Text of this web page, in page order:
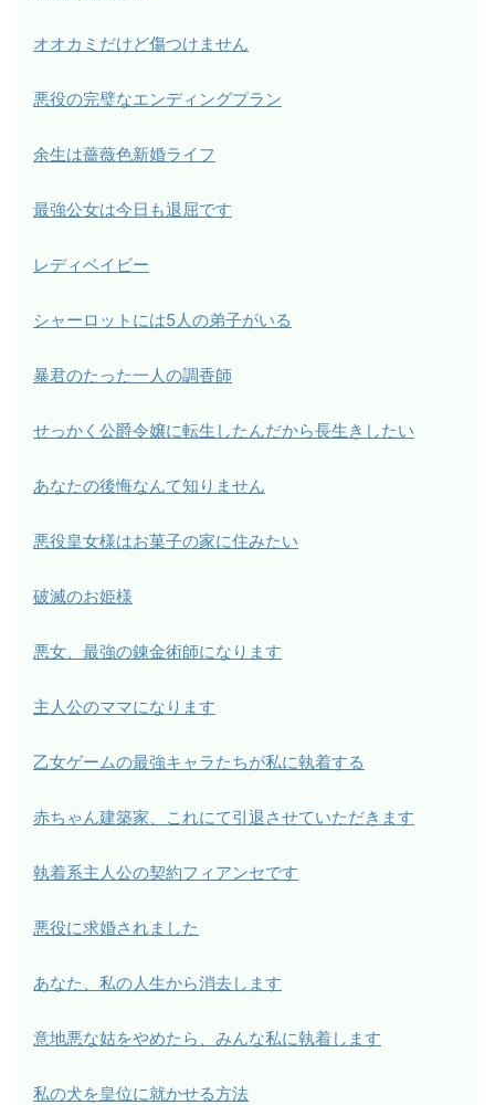
オオカミだけど傷つけません
悪役の完璧なエンディングプラン
余生は薔薇色新婚ライフ
最強公女は今日も退屈です
レディベイビー
シャーロットには5人の弟子がいる
暴君のたった一人の調香師
せっかく公爵令嬢に転生したんだから長生きしたい
あなたの後悔なんて知りません
悪役皇女様はお菓子の家に住みたい
破滅のお姫様
悪女、最強の錬金術師になります
主人公のママになります
乙女ゲームの最強キャラたちが私に執着する
赤ちゃん建築家、これにて引退させていただきます
執着系主人公の契約フィアンセです
悪役に求婚されました
あなた、私の人生から消去します
意地悪な姑をやめたら、みんな私に執着します
私の犬を皇位に就かせる方法